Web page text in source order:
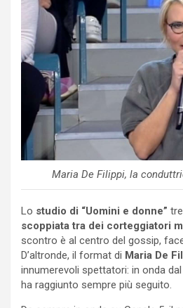
Maria De Filippi, la
Lo studio di “Uomini e donne”
scoppiata tra dei corteggiatori
scontro è al centro del gossip,
D’altronde, il format di Maria De
innumerevoli spettatori: in onda
ha raggiunto sempre più seguito.